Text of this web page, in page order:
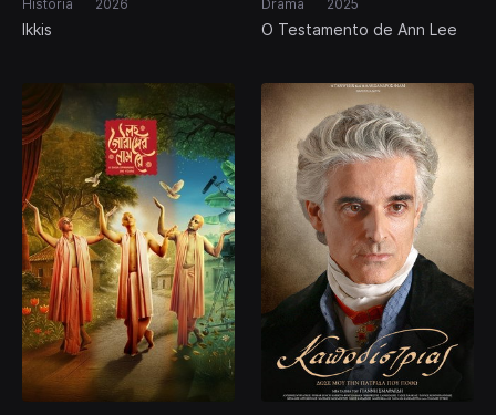
História 2026
Ikkis
Drama 2025
O Testamento de Ann Lee